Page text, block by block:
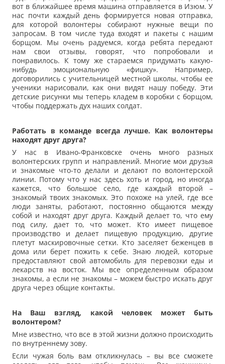
вот в ближайшее время машина отправляется в Изюм. У
нас почти каждый день формируется новая отправка,
для которой волонтеры собирают нужные вещи по
запросам. В том числе туда входят и пакеты с нашим
борщом. Мы очень радуемся, когда ребята передают
нам свои отзывы, говорят, что попробовали и
понравилось. К тому же стараемся придумать какую-
нибудь эмоциональную «фишку». Например,
договорились с учительницей местной школы, чтобы ее
ученики нарисовали, как они видят нашу победу. Эти
детские рисунки мы теперь кладем в коробки с борщом,
чтобы поддержать дух наших солдат.
Работать в команде всегда лучше. Как волонтеры
находят друг друга?
У нас в Ивано-Франковске очень много разных
волонтерских групп и направлений. Многие мои друзья
и знакомые что-то делали и делают по волонтерской
линии. Потому что у нас здесь хоть и город, но иногда
кажется, что большое село, где каждый второй –
знакомый твоих знакомых. Это похоже на улей, где все
люди заняты, работают, постоянно общаются между
собой и находят друг друга. Каждый делает то, что ему
под силу, дает то, что может. Кто имеет пищевое
производство и делает пищевую продукцию, другие
плетут маскировочные сетки. Кто заселяет беженцев в
дома или берет пожить к себе. Знаю людей, которые
предоставляют свой автомобиль для перевозки еды и
лекарств на восток. Мы все определенным образом
знакомы, а если не знакомы – можем быстро искать друг
друга через общие контакты.
На Ваш взгляд, какой человек может быть
волонтером?
Мне известно, что все в этой жизни должно происходить
по внутреннему зову.
Если чужая боль вам откликнулась – вы все сможете